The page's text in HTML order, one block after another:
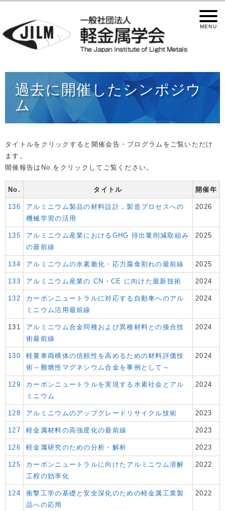
過去に開催したシンポジウ
ム
タイトルをクリックすると開催会告・プログラムをご覧いただけ
ます。
開催報告はNo.をクリックしてご覧ください。
No. タイトル 開催年
136
アルミニウム製品の材料設計，製造プロセスへの
機械学習の活用
2026
135
アルミニウム産業におけるGHG 排出量削減取組み
の最前線
2025
134 アルミニウムの水素脆化・応力腐食割れの最前線 2025
133 アルミニウム産業の CN・CE に向けた最新技術 2024
132
カーボンニュートラルに対応する自動車へのアル
ミニウム活用最前線
2024
131
アルミニウム合金同種および異種材料との接合技
術最前線
2024
130
軽量車両構体の信頼性を高めるための材料評価技
術～難燃性マグネシウム合金を事例として～
2024
129
カーボンニュートラルを実現する水素社会とアル
ミニウム
2024
128 アルミニウムのアップグレードリサイクル技術 2023
127 軽金属材料の高強度化の最前線 2023
126 軽金属研究のための分析・解析 2023
125
カーボンニュートラルに向けたアルミニウム溶解
工程の効率化
2022
124
衝撃工学の基礎と安全深化のための軽金属工業製
品への応用
2022